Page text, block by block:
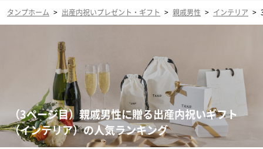
タンプホーム > 出産内祝いプレゼント・ギフト > 親戚男性 > インテリア >
（3ページ目）親戚男性に贈る出産内祝いギフト
（インテリア）の人気ランキング